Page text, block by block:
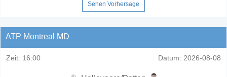
Sehen Vorhersage
ATP Montreal MD
Zeit: 16:00 Datum: 2026-08-08